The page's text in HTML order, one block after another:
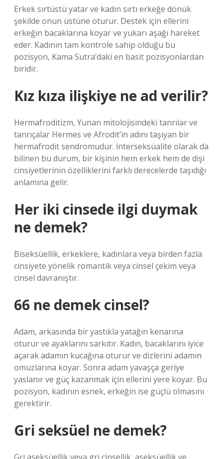
Erkek sırtüstü yatar ve kadın sırtı erkeğe dönük
şekilde onun üstüne oturur. Destek için ellerini
erkeğin bacaklarına koyar ve yukarı aşağı hareket
eder. Kadının tam kontrole sahip olduğu bu
pozisyon, Kama Sutra’daki en basit pozisyonlardan
biridir.
Kız kıza ilişkiye ne ad verilir?
Hermafroditizm, Yunan mitolojisindeki tanrılar ve
tanrıçalar Hermes ve Afrodit’in adını taşıyan bir
hermafrodit sendromudur. İnterseksüalite olarak da
bilinen bu durum, bir kişinin hem erkek hem de dişi
cinsiyetlerinin özelliklerini farklı derecelerde taşıdığı
anlamına gelir.
Her iki cinsede ilgi duymak
ne demek?
Biseksüellik, erkeklere, kadınlara veya birden fazla
cinsiyete yönelik romantik veya cinsel çekim veya
cinsel davranıştır.
66 ne demek cinsel?
Adam, arkasında bir yastıkla yatağın kenarına
oturur ve ayaklarını sarkıtır. Kadın, bacaklarını iyice
açarak adamın kucağına oturur ve dizlerini adamın
omuzlarına koyar. Sonra adam yavaşça geriye
yaslanır ve güç kazanmak için ellerini yere koyar. Bu
pozisyon, kadının esnek, erkeğin ise güçlü olmasını
gerektirir.
Gri seksüel ne demek?